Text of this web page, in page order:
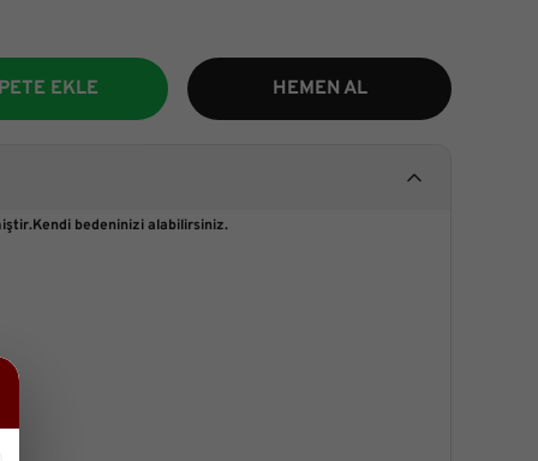
EKLE HEMEN AL
bedeninizi alabilirsiniz.